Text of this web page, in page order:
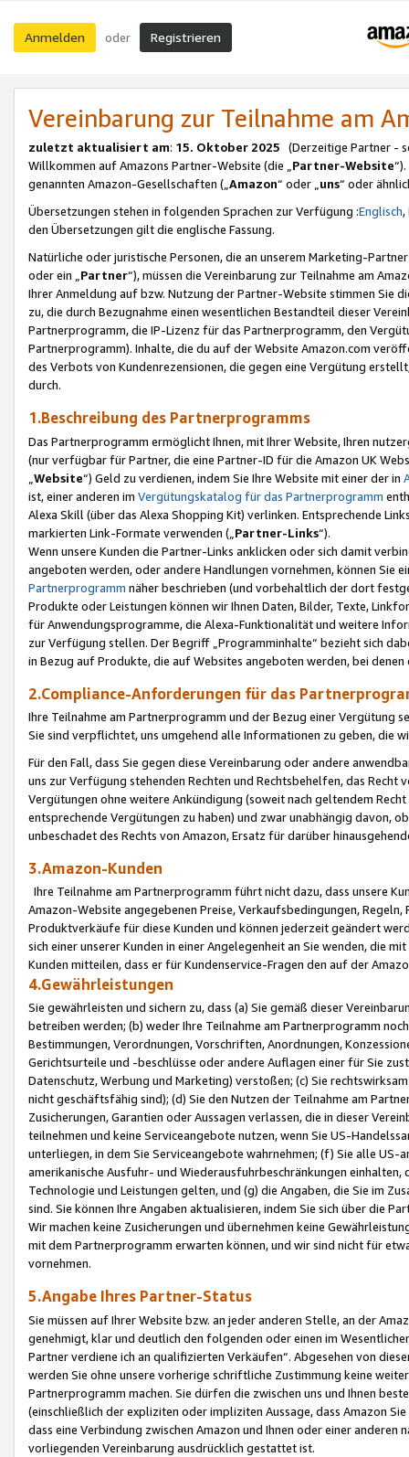
Anmelden oder Registrieren
Vereinbarung zur Teilnahme am
zuletzt aktualisiert am: 15. Oktober 2025 (Derzeitige Partner -
Willkommen auf Amazons Partner-Website (die „Partner-Website
genannten Amazon-Gesellschaften („Amazon“ oder „uns“ oder
Übersetzungen stehen in folgenden Sprachen zur Verfügung :Englisch,
den Übersetzungen gilt die englische Fassung.
Natürliche oder juristische Personen, die an unserem Marketing-
oder ein „Partner“), müssen die Vereinbarung zur Teilnahme am
Ihrer Anmeldung auf bzw. Nutzung der Partner-Website stimmen Sie
zu, die durch Bezugnahme einen wesentlichen Bestandteil dieser
Partnerprogramm, die IP-Lizenz für das Partnerprogramm, den
Partnerprogramm). Inhalte, die du auf der Website Amazon.com
des Verbots von Kundenrezensionen, die gegen eine Vergütung
durch.
1.Beschreibung des Partnerprogramms
Das Partnerprogramm ermöglicht Ihnen, mit Ihrer Website, Ihren
(nur verfügbar für Partner, die eine Partner-ID für die Amazon UK
Website“) Geld zu verdienen, indem Sie Ihre Website mit einer der in
ist, einer anderen im Vergütungskatalog für das Partnerprogramm
Alexa Skill (über das Alexa Shopping Kit) verlinken. Entsprechende
markierten Link-Formate verwenden („ Partner-Links“).
Wenn unsere Kunden die Partner-Links anklicken oder sich damit
angeboten werden, oder andere Handlungen vornehmen, können Sie
Partnerprogramm näher beschrieben (und vorbehaltlich der dort
Produkte oder Leistungen können wir Ihnen Daten, Bilder, Texte,
für Anwendungsprogramme, die Alexa-Funktionalität und weitere
zur Verfügung stellen. Der Begriff „Programminhalte“ bezieht sich
in Bezug auf Produkte, die auf Websites angeboten werden, bei
2.Compliance-Anforderungen für das
Ihre Teilnahme am Partnerprogramm und der Bezug einer Vergütung
Sie sind verpflichtet, uns umgehend alle Informationen zu geben, die
Für den Fall, dass Sie gegen diese Vereinbarung oder andere
uns zur Verfügung stehenden Rechten und Rechtsbehelfen, das
Vergütungen ohne weitere Ankündigung (soweit nach geltendem
entsprechende Vergütungen zu haben) und zwar unabhängig davon,
unbeschadet des Rechts von Amazon, Ersatz für darüber
3.Amazon-Kunden
Ihre Teilnahme am Partnerprogramm führt nicht dazu, dass unsere
Amazon-Website angegebenen Preise, Verkaufsbedingungen,
Produktverkäufe für diese Kunden und können jederzeit geändert
sich einer unserer Kunden in einer Angelegenheit an Sie wenden, die
Kunden mitteilen, dass er für Kundenservice-Fragen den auf der
4.Gewährleistungen
Sie gewährleisten und sichern zu, dass (a) Sie gemäß dieser
betreiben werden; (b) weder Ihre Teilnahme am Partnerprogramm
Bestimmungen, Verordnungen, Vorschriften, Anordnungen,
Gerichtsurteile und -beschlüsse oder andere Auflagen einer für Sie
Datenschutz, Werbung und Marketing) verstoßen; (c) Sie
nicht geschäftsfähig sind); (d) Sie den Nutzen der Teilnahme am
Zusicherungen, Garantien oder Aussagen verlassen, die in dieser
teilnehmen und keine Serviceangebote nutzen, wenn Sie US-
unterliegen, in dem Sie Serviceangebote wahrnehmen; (f) Sie alle
amerikanische Ausfuhr- und Wiederausfuhrbeschränkungen
Technologie und Leistungen gelten, und (g) die Angaben, die Sie im
sind. Sie können Ihre Angaben aktualisieren, indem Sie sich über die
Wir machen keine Zusicherungen und übernehmen keine
mit dem Partnerprogramm erwarten können, und wir sind nicht für
vornehmen.
5.Angabe Ihres Partner-Status
Sie müssen auf Ihrer Website bzw. an jeder anderen Stelle, an der
genehmigt, klar und deutlich den folgenden oder einen im
Partner verdiene ich an qualifizierten Verkäufen“. Abgesehen von
werden Sie ohne unsere vorherige schriftliche Zustimmung keine
Partnerprogramm machen. Sie dürfen die zwischen uns und Ihnen
(einschließlich der expliziten oder impliziten Aussage, dass Amazon
dass eine Verbindung zwischen Amazon und Ihnen oder einer
vorliegenden Vereinbarung ausdrücklich gestattet ist.